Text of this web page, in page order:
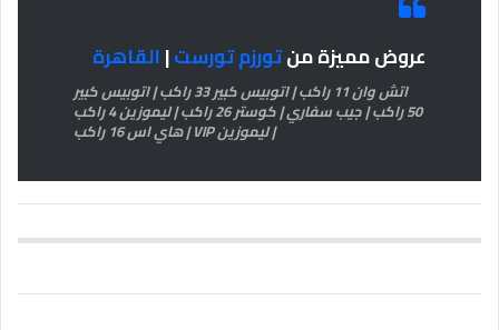
عروض مميزة منتورزم تورست|القاهرة
اتش وان 11 راكب | اتوبيس كبير 33 راكب | اتوبيس كبير
50 راكب | جيب سفاري | كوستر 26 راكب | ليموزين 4 راكب
| ليموزين VIP | هاي اس 16 راكب